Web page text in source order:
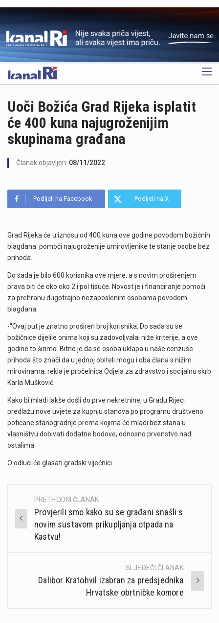
OGLAS
Uoči Božića Grad Rijeka isplatit
će 400 kuna najugroženijim
skupinama građana
Članak objavljen: 08/11/2022
Podijeli na Facebook Podijeli na X
Grad Rijeka će u iznosu od 400 kuna ove godine povodom božićnih
blagdana pomoći najugroženije umirovljenike te starije osobe bez
prihoda.
Do sada je bilo 600 korisnika ove mjere, a s novim proširenjem
prava biti će oko oko 2 i pol tisuće. Novost je i financiranje pomoći
za prehranu dugotrajno nezaposlenim osobama povodom
blagdana.
-“Ovaj put je znatno proširen broj korisnika. Do sada su se
božičnice dijelile onima koji su zadovoljvalai niže kriterije, a ove
godine to širimo. Bitno je da se osoba uklapa u naše cenzuse
prihoda što znači da u jednoj obiteli mogu i oba člana s nižim
mirovinama, rekla je pročelnica Odjela za zdravstvo i socijalnu skrb
Karla Mušković
Kako bi mladi lakše došli do prve nekretnine, u Gradu Rijeci
predlažu nove uvjete za kupnju stanova po programu društveno
poticane stanogradnje prema kojima će mladi bez stana u
vlasništvu dobivati dodatne bodove, odnosno prvenstvo nad
ostalima.
O odluci će glasati gradski vijećnici.
Post
navigation
PRETHODNI ČLANAK
Provjerili smo kako su se građani snašli s
novim sustavom prikupljanja otpada na
Kastvu!
SLJEDEĆI ČLANAK
Dalibor Kratohvil izabran za predsjednika
Hrvatske obrtničke komore